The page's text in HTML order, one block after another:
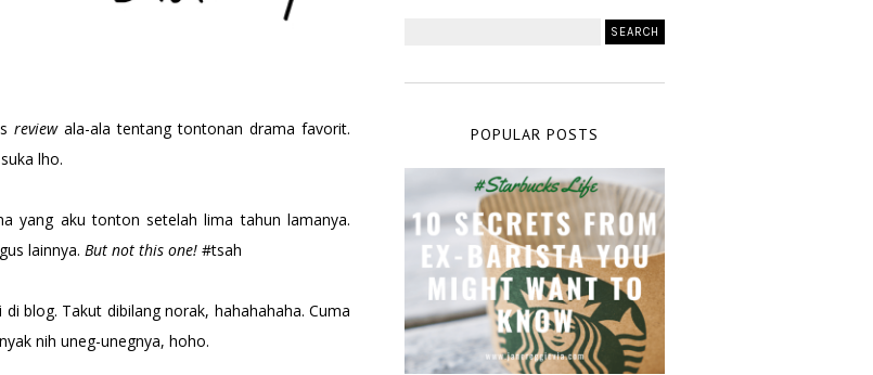
review ala-ala tentang tontonan drama favorit.
lho.
yang aku tonton setelah lima tahun lamanya.
lainnya. But not this one! #tsah
blog. Takut dibilang norak, hahahahaha. Cuma
nih uneg-unegnya, hoho.
POPULAR POSTS